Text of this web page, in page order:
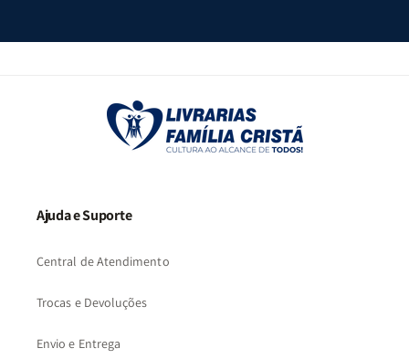
Ajuda e Suporte
Central de Atendimento
Trocas e Devoluções
Envio e Entrega